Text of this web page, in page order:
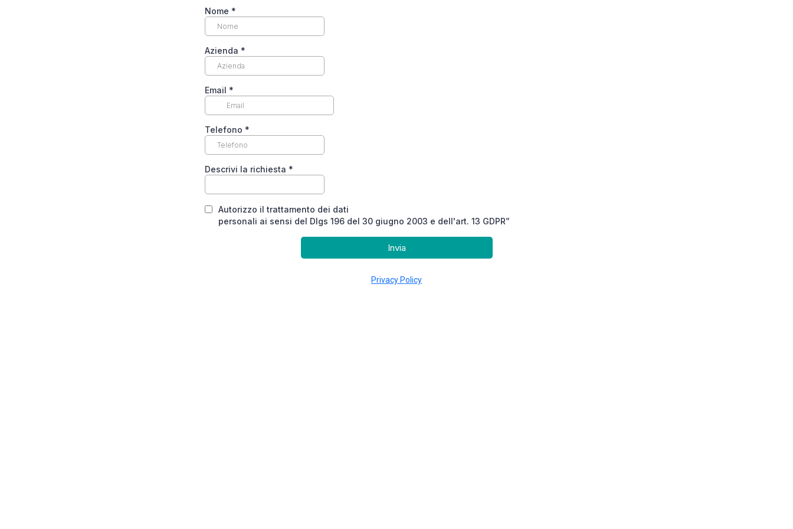
Nome *
Azienda *
Email *
Telefono *
Descrivi la richiesta *
Autorizzo il trattamento dei dati
personali ai sensi del Dlgs 196 del 30 giugno 2003 e dell'art. 13 GDPR”
Invia
Privacy Policy